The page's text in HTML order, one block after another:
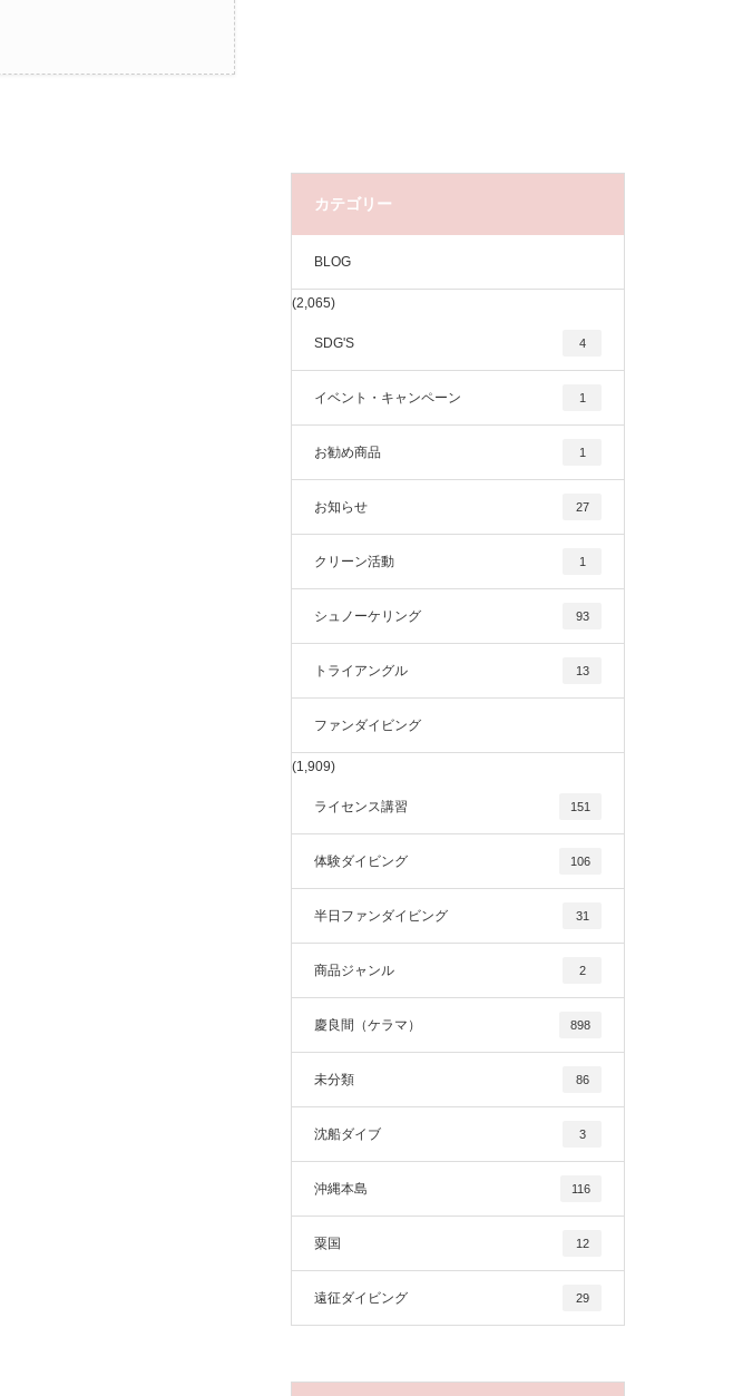
カテゴリー
BLOG
(2,065)
SDG'S 4
イベント・キャンペーン 1
お勧め商品 1
お知らせ 27
クリーン活動 1
シュノーケリング 93
トライアングル 13
ファンダイビング
(1,909)
ライセンス講習 151
体験ダイビング 106
半日ファンダイビング 31
商品ジャンル 2
慶良間（ケラマ） 898
未分類 86
沈船ダイブ 3
沖縄本島 116
粟国 12
遠征ダイビング 29